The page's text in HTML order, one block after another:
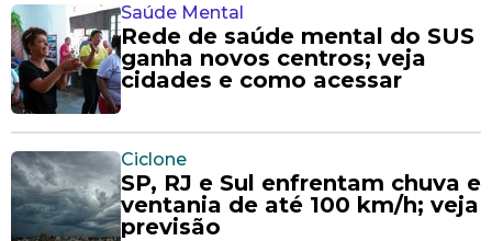
Saúde Mental
Rede de saúde mental do SUS
ganha novos centros; veja
cidades e como acessar
Ciclone
SP, RJ e Sul enfrentam chuva e
ventania de até 100 km/h; veja
previsão